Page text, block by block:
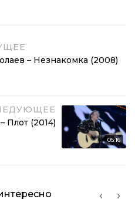
– Незнакомка (2008)
Плот (2014)
05:16